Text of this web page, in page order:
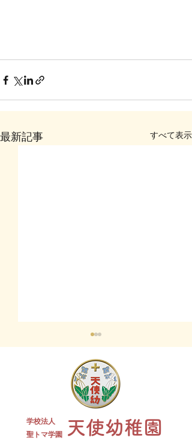
最新記事 すべて表示
夏祭り 全学年
学校法人
​聖トマ学園
天使幼稚園